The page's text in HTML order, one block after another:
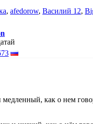
, afedorow, Василий 12,
как о нем